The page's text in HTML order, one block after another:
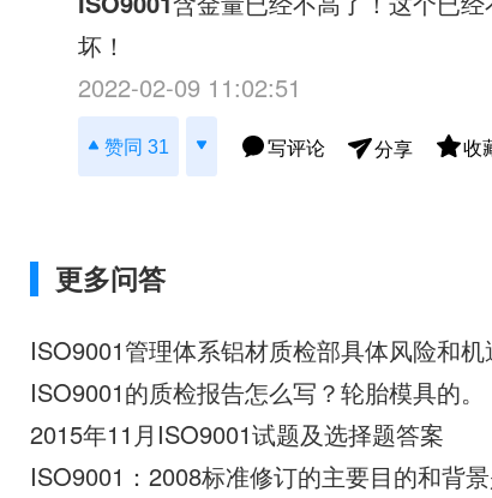
坏！
2022-02-09 11:02:51
赞同 31 写评论 分享 收
更多问答
ISO9001管理体系铝材质检部具体风险和
ISO9001的质检报告怎么写？轮胎模具的。
2015年11月ISO9001试题及选择题答案
ISO9001：2008标准修订的主要目的和背